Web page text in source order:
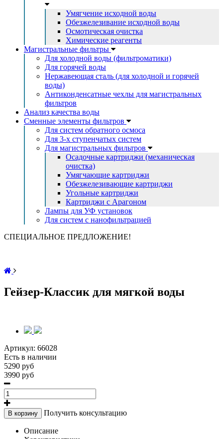
Умягчение исходной воды
Обезжелезивание исходной воды
Осмотическая очистка
Химические реагенты
Магистральные фильтры
Для холодной воды (фильтроматики)
Для горячей воды
Нержавеющая сталь (для холодной и горячей
воды)
Антиконденсатные чехлы для магистральных
фильтров
Анализ качества воды
Сменные элементы фильтров
Для систем обратного осмоса
Для 3-х ступенчатых систем
Для магистральных фильтров
Осадочные картриджи (механическая
очистка)
Умягчающие картриджи
Обезжелезивающие картриджи
Угольные картриджи
Картриджи с Арагоном
Лампы для УФ установок
Для систем с нанофильтрацией
СПЕЦИАЛЬНОЕ ПРЕДЛОЖЕНИЕ!
Гейзер-Классик для мягкой воды
Артикул: 66028
Есть в наличии
5290 руб
3990 руб
В корзину Получить консультацию
Описание